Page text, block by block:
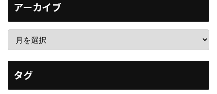
アーカイブ
タグ